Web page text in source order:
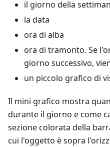
il giorno della
la data
ora di alba
ora di tramonto. Se
giorno successivo,
un piccolo grafico di
Il mini grafico mostra
durante il giorno e come
sezione colorata della
cui l'oggetto è sopra